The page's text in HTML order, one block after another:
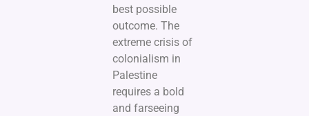
best possible
outcome. The
extreme crisis of
colonialism in
Palestine
requires a bold
and farseeing